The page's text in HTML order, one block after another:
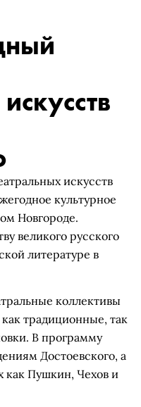
искусств
культурное
Новгороде.
великого русского
литературе в
коллективы
традиционные, так
В программу
Достоевского, а
как Пушкин, Чехов и